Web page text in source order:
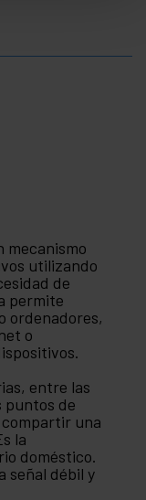
mecanismo
utilizando
de
permite
ordenadores,
o
entre las
puntos de
compartir una
la
doméstico.
señal débil y